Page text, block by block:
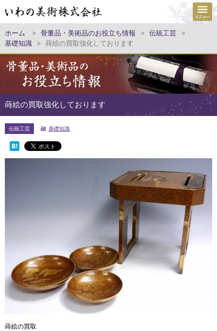
ホーム > 骨董品・美術品のお役立ち情報 > 伝統工芸
>
基礎知識
> 蒔絵の買取強化しております
蒔絵の買取強化しております
伝統工芸 基礎知識
蒔絵の買取